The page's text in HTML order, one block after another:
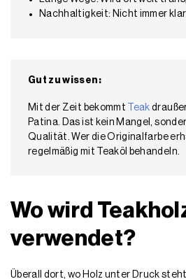
Nachhaltigkeit: Nicht immer
Gut zu wissen:
Mit der Zeit bekommt Teak
Patina. Das ist kein Mangel,
Qualität. Wer die Originalfarbe
regelmäßig mit Teaköl behandeln.
Wo wird
verwendet?
Überall dort, wo Holz unter Druck